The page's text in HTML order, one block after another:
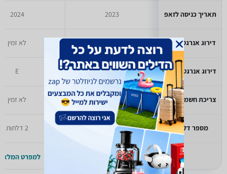
תאריך כניסה לזאפ
דירוג אנרגטי קודם
דירוג אנרגטי אירופאי
צריכת חשמל יומית
מספר דלתות
2023
E
לא זמין
4 דלתות
למפרט המלא >>
2024
לא זמין
E
לא זמין
2 דלתות
למפרט המלא